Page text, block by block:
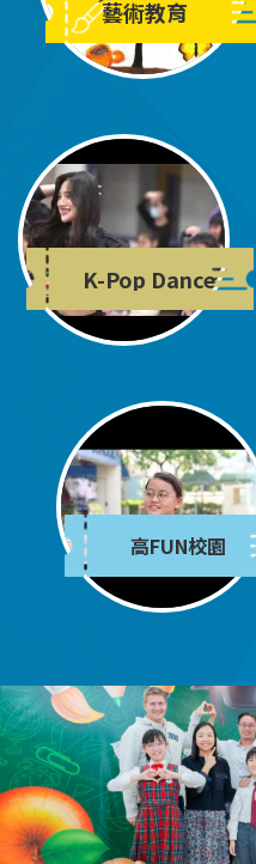
藝術教育
K-Pop Dance
高FUN校園